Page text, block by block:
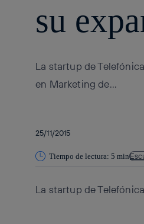
su
La startup de
en Marketing de...
25/11/2015
Tiempo de lectura: 5 min
La startup de